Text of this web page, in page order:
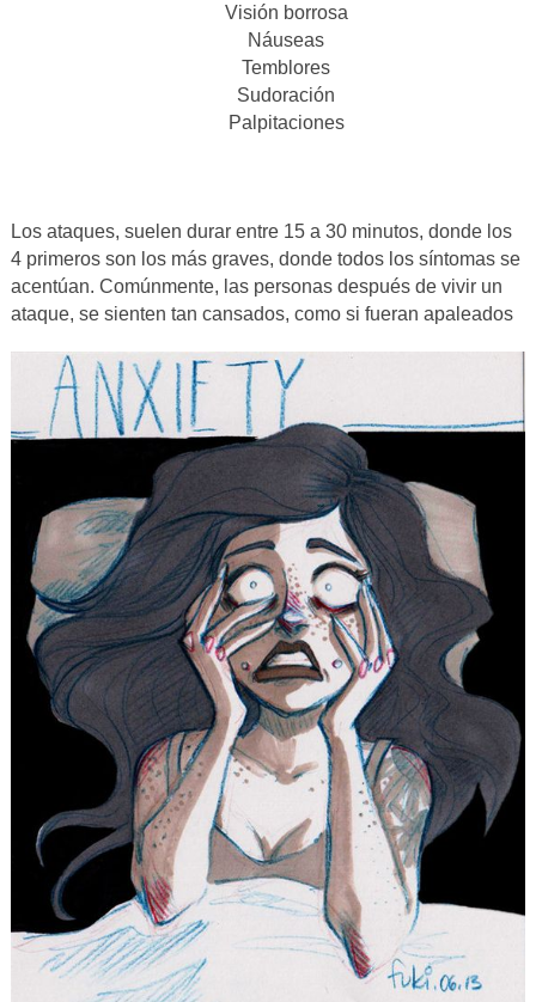
Visión borrosa
Náuseas
Temblores
Sudoración
Palpitaciones
Los ataques, suelen durar entre 15 a 30 minutos, donde los
4 primeros son los más graves, donde todos los síntomas se
acentúan. Comúnmente, las personas después de vivir un
ataque, se sienten tan cansados, como si fueran apaleados